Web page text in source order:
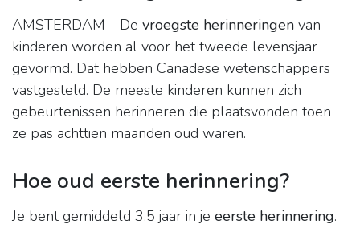
AMSTERDAM - De vroegste herinneringen van
kinderen worden al voor het tweede levensjaar
gevormd. Dat hebben Canadese wetenschappers
vastgesteld. De meeste kinderen kunnen zich
gebeurtenissen herinneren die plaatsvonden toen
ze pas achttien maanden oud waren.
Hoe oud eerste herinnering?
Je bent gemiddeld 3,5 jaar in je eerste herinnering.